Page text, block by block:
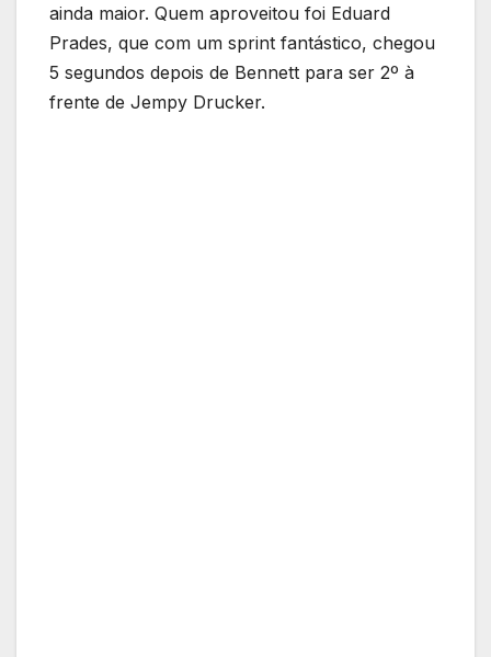
ainda maior. Quem aproveitou foi Eduard
Prades, que com um sprint fantástico, chegou
5 segundos depois de Bennett para ser 2º à
frente de Jempy Drucker.